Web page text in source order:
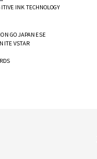
INK TECHNOLOGY
GO JAPANESE
VSTAR